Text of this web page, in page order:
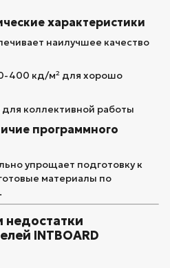
характеристики
наилучшее качество
400 кд/м² для хорошо
для коллективной работы
программного
упрощает подготовку к
материалы по
недостатки
INTBOARD